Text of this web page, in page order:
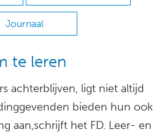
Journaal
te leren
achterblijven, ligt niet altijd
bieden hun ook
aan,schrijft het FD. Leer- en